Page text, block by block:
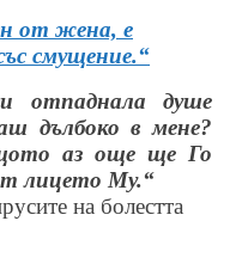
от жена, е
смущение.“
отпаднала душе
дълбоко в мене?
аз още ще Го
лицето Му.“
на болестта